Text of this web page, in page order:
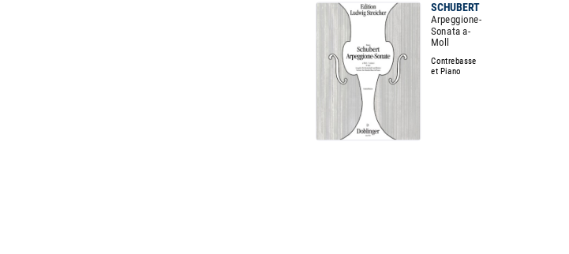
SCHUBERT
Arpeggione-
Sonata a-
Moll
Contrebasse
et Piano